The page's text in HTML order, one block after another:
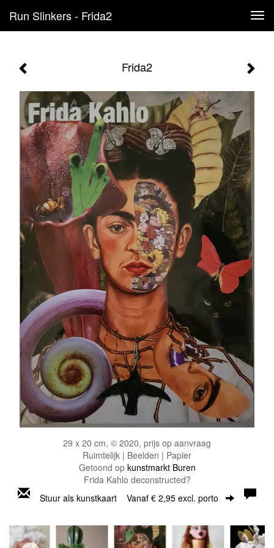
Run Slinkers - Frida2
Frida2
29 x 20 cm, © 2020, prijs op aanvraag
Ruimtelijk | Beelden | Papier
Getoond op kunstmarkt Buren
Frida Kahlo deconstructed?
Stuur als kunstkaart Vanaf € 2,95 excl. porto